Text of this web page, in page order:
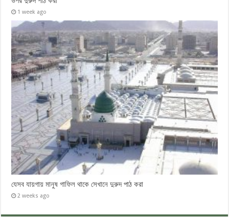
1 week ago
যেসব যায়গায় মানুষ গাফিল থাকে সেখানে দুরুদ পাঠ করা
2 weeks ago